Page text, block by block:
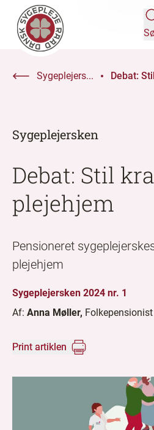
Sygeplejers... Debat:
Sygeplejersken
Debat: Stil
plejehjem
Pensioneret
plejehjem
Sygeplejersken 2024 nr. 1
Af: Anna Møller, Folkepensionist
Print artiklen